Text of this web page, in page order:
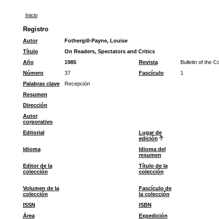
Inicio
Registro
Autor
Fothergill-Payne, Louise
Título
On Readers, Spectators and Critics
Año
1985 Revista Bulletin of the
Número
37 Fascículo 1
Palabras clave
Recepción
Resumen
Dirección
Autor
corporativo
Editorial
Lugar de
edición
Idioma
Idioma del
resumen
Editor de la
colección
Título de la
colección
Volumen de la
colección
Fascículo de
la colección
ISSN ISBN
Área
Expedición